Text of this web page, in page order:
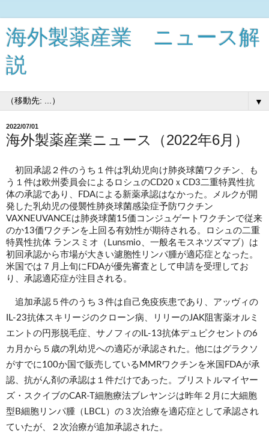
海外製薬産業 ニュース解
説
▼
2022/07/01
海外製薬産業ニュース（2022年6月）
初回承認２件のうち１件は乳幼児向け肺炎球菌ワクチン、も
う１件は欧州委員会によるロシュのCD20ｘCD3二重特異性抗
体の承認であり、FDAによる新薬承認はなかった。
メルクが開
発した乳幼児の侵襲性肺炎球菌感染症予防ワクチン
VAXNEUVANCEは肺炎球菌15価コンジュゲートワクチンで従来
のか13価ワクチンを上回る有効性が期待される。ロシュの二重
特異性抗体 ランスミオ（Lunsmio、一般名モスネツズマブ）は
初回承認から市場が大きい濾胞性リンパ腫が適応症となった。
米国では７月上旬にFDAが優先審査として申請を受理してお
り、承認適応症が注目される。
追加承認５件のうち３件は自己免疫疾患であり、アッヴィの
IL-23抗体スキリージのクローン病、リリーのJAK阻害薬オルミ
エントの円形脱毛症、サノフィのIL-13抗体デュピクセントの6
カ月から５歳の乳幼児への適応が承認された。他にはグラクソ
がすでに100か国で販売しているMMRワクチンを米国FDAが承
認、抗がん剤の承認は１件だけであった。ブリストルマイヤー
ズ・スクイブのCAR-T細胞療法ブレヤンジは昨年２月に大細胞
型B細胞リンパ腫（LBCL）の３次治療を適応症として承認され
ていたが、２次治療が追加承認された。